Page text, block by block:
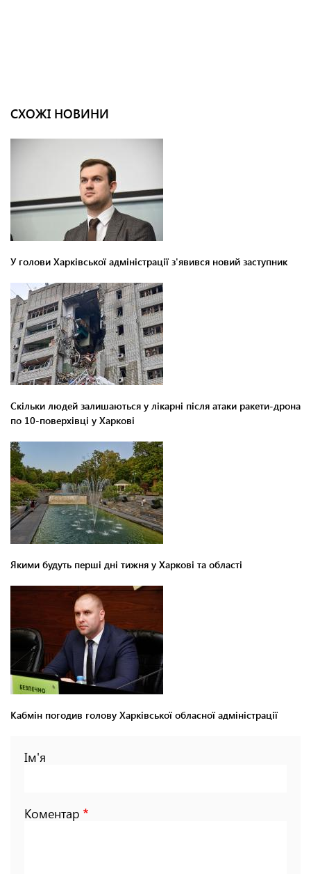
СХОЖІ НОВИНИ
У голови Харківської адміністрації з'явився новий заступник
Скільки людей залишаються у лікарні після атаки ракети-дрона
по 10-поверхівці у Харкові
Якими будуть перші дні тижня у Харкові та області
Кабмін погодив голову Харківської обласної адміністрації
Ім'я
Коментар